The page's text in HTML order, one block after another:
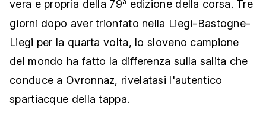
vera e propria della 79a edizione della corsa. Tre
giorni dopo aver trionfato nella Liegi-Bastogne-
Liegi per la quarta volta, lo sloveno campione
del mondo ha fatto la differenza sulla salita che
conduce a Ovronnaz, rivelatasi l'autentico
spartiacque della tappa.